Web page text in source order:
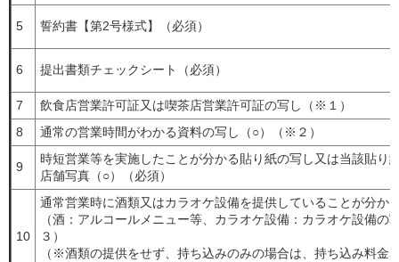
5 誓約書【第2号様式】（必須）
6 提出書類チェックシート（必須）
7
飲食店営業許可証又は喫茶店営業許可証の写し（※１）
8
通常の営業時間がわかる資料の写し（○）（※２）
9
時短営業等を実施したことが分かる貼り紙の写し又は当該貼り
店舗写真（○）（必須）
10
通常営業時に酒類又はカラオケ設備を提供していることが分か
（酒：アルコールメニュー等、カラオケ設備：カラオケ設備の
３）
（※酒類の提供をせず、持ち込みのみの場合は、持ち込み料金